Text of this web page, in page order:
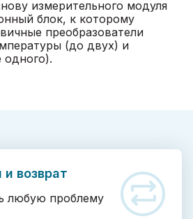
измерительного модуля
блок, к которому
преобразователи
(до двух) и
одного).
возврат
любую проблему